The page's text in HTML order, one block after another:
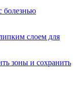
болезнью
слоем для
зоны и сохранить